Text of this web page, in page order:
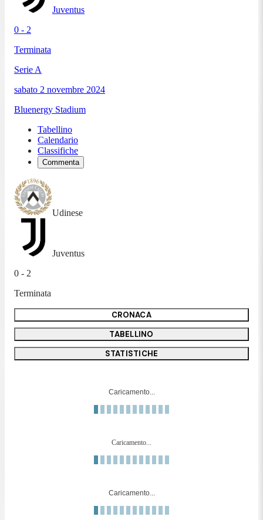
Juventus
0 - 2
Terminata
Serie A
sabato 2 novembre 2024
Bluenergy Stadium
Tabellino
Calendario
Classifiche
Commenta
Udinese
Juventus
0 - 2
Terminata
CRONACA
TABELLINO
STATISTICHE
Caricamento...
Caricamento...
Caricamento...